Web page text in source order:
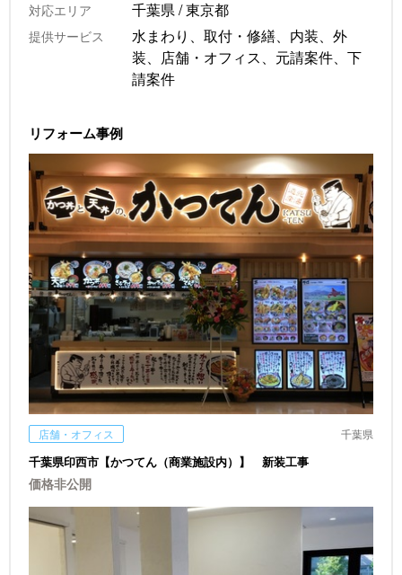
対応エリア 千葉県 / 東京都
提供サービス
水まわり、取付・修繕、内装、外
装、店舗・オフィス、元請案件、下
請案件
リフォーム事例
店舗・オフィス 千葉県
千葉県印西市【かつてん（商業施設内）】 新装工事
価格非公開